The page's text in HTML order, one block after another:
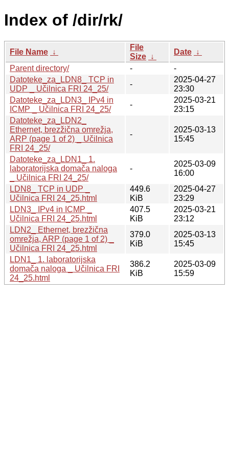
Index of /dir/rk/
File Name ↓
File
Size ↓
Date ↓
Parent directory/
-
-
Datoteke_za_LDN8_ TCP in
UDP _ Učilnica FRI 24_25/
-
2025-04-27
23:30
Datoteke_za_LDN3_ IPv4 in
ICMP _ Učilnica FRI 24_25/
-
2025-03-21
23:15
Datoteke_za_LDN2_
Ethernet, brezžična omrežja,
ARP (page 1 of 2) _ Učilnica
FRI 24_25/
-
2025-03-13
15:45
Datoteke_za_LDN1_ 1.
laboratorijska domača naloga
_ Učilnica FRI 24_25/
-
2025-03-09
16:00
LDN8_ TCP in UDP _
Učilnica FRI 24_25.html
449.6
KiB
2025-04-27
23:29
LDN3_ IPv4 in ICMP _
Učilnica FRI 24_25.html
407.5
KiB
2025-03-21
23:12
LDN2_ Ethernet, brezžična
omrežja, ARP (page 1 of 2) _
Učilnica FRI 24_25.html
379.0
KiB
2025-03-13
15:45
LDN1_ 1. laboratorijska
domača naloga _ Učilnica FRI
24_25.html
386.2
KiB
2025-03-09
15:59